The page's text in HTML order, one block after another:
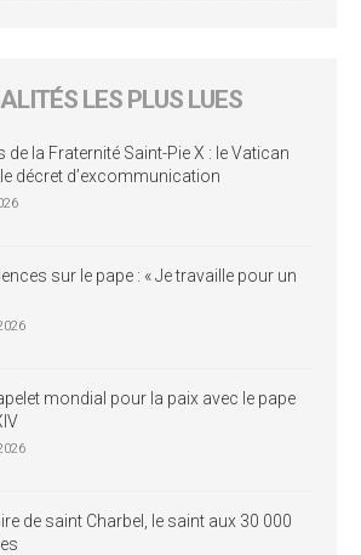
LES PLUS LUES
de la Fraternité Saint-Pie X : le Vatican
décret d’excommunication
sur le pape : « Je travaille pour un
mondial pour la paix avec le pape
de saint Charbel, le saint aux 30 000